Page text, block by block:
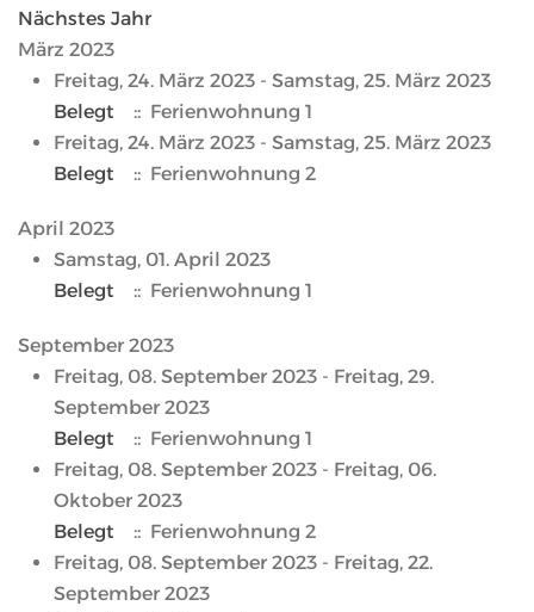
Nächstes Jahr
März 2023
Freitag, 24. März 2023 - Samstag, 25. März 2023
Belegt
:: Ferienwohnung 1
Freitag, 24. März 2023 - Samstag, 25. März 2023
Belegt
:: Ferienwohnung 2
April 2023
Samstag, 01. April 2023
Belegt
:: Ferienwohnung 1
September 2023
Freitag, 08. September 2023 - Freitag, 29.
September 2023
Belegt
:: Ferienwohnung 1
Freitag, 08. September 2023 - Freitag, 06.
Oktober 2023
Belegt
:: Ferienwohnung 2
Freitag, 08. September 2023 - Freitag, 22.
September 2023